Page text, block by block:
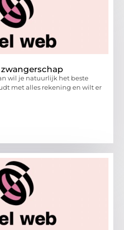
wil je natuurlijk het beste
met alles rekening en wilt er